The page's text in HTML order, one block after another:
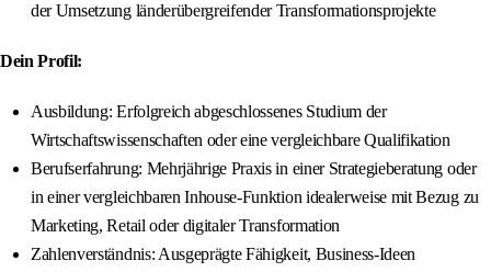
der Umsetzung länderübergreifender Transformationsprojekte
Dein Profil:
Ausbildung: Erfolgreich abgeschlossenes Studium der
Wirtschaftswissenschaften oder eine vergleichbare Qualifikation
Berufserfahrung: Mehrjährige Praxis in einer Strategieberatung oder
in einer vergleichbaren Inhouse‑Funktion idealerweise mit Bezug zu
Marketing, Retail oder digitaler Transformation
Zahlenverständnis: Ausgeprägte Fähigkeit, Business‑Ideen